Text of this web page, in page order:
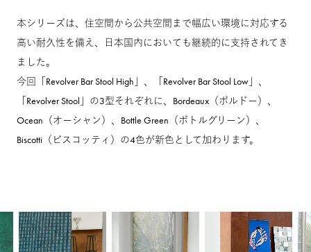
本シリーズは、住空間から公共空間まで幅広い環境に対応する
高い耐久性を備え、日本国内においても継続的に支持されてき
ました。
今回「Revolver Bar Stool High」、「Revolver Bar Stool Low」、
「Revolver Stool」の3型それぞれに、Bordeaux（ボルドー）、
Ocean（オーシャン）、Bottle Green（ボトルグリーン）、
Biscotti（ビスコッティ）の4色が新色として加わります。